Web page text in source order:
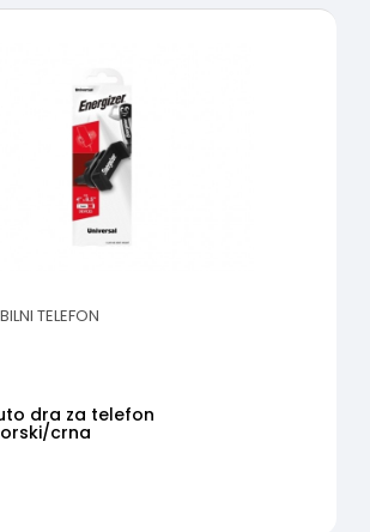
TELEFON
dra za telefon
crna